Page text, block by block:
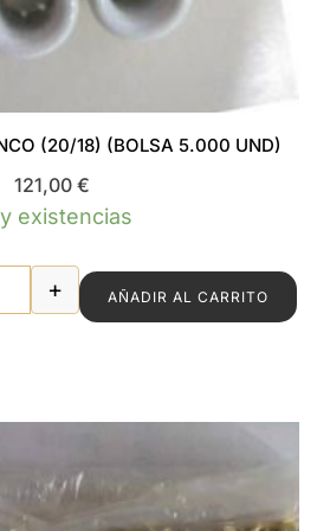
(20/18) (BOLSA 5.000 UND)
121,00 €
existencias
320/16 BLANCO (20/18)
+ AÑADIR AL CARRITO